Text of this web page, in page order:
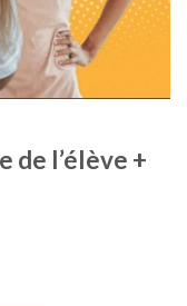
de l’élève +